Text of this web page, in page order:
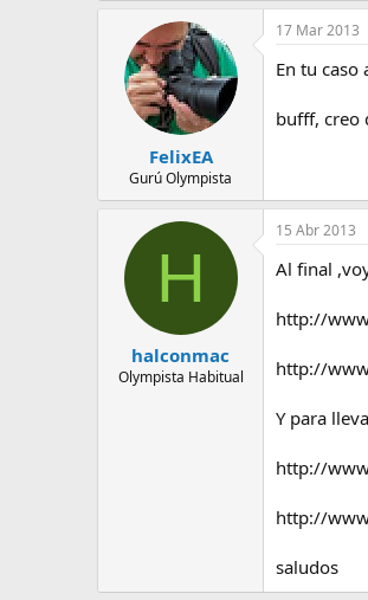
FelixEA
Gurú Olympista
17 Mar 2013
En tu caso
bufff, creo
H
halconmac
Olympista Habitual
15 Abr 2013
Al final
http://
http://
Y para
http://
http://
saludos